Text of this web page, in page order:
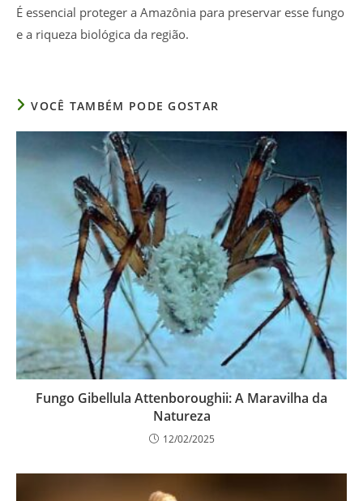
É essencial proteger a Amazônia para preservar esse fungo
e a riqueza biológica da região.
VOCÊ TAMBÉM PODE GOSTAR
Fungo Gibellula Attenboroughii: A Maravilha da
Natureza
12/02/2025